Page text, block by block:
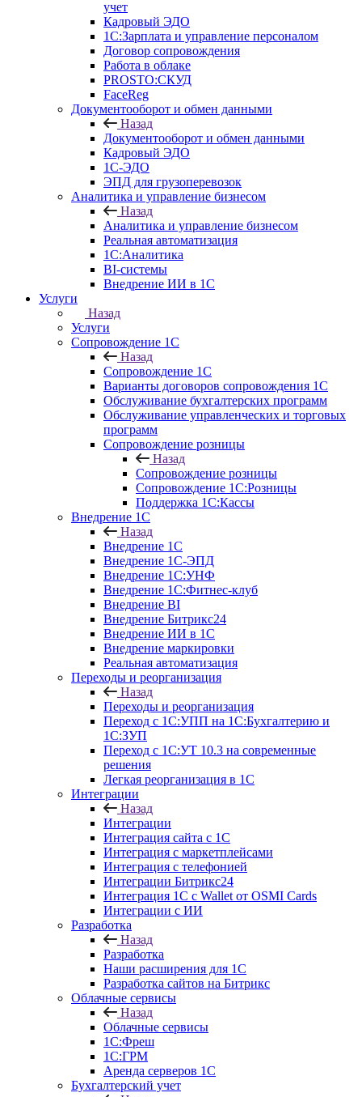
учет
Кадровый ЭДО
1С:Зарплата и управление персоналом
Договор сопровождения
Работа в облаке
PROSTO:СКУД
FaceReg
Документооборот и обмен данными
Назад
Документооборот и обмен данными
Кадровый ЭДО
1С-ЭДО
ЭПД для грузоперевозок
Аналитика и управление бизнесом
Назад
Аналитика и управление бизнесом
Реальная автоматизация
1С:Аналитика
BI-системы
Внедрение ИИ в 1С
Услуги
Назад
Услуги
Сопровождение 1С
Назад
Сопровождение 1С
Варианты договоров сопровождения 1С
Обслуживание бухгалтерских программ
Обслуживание управленческих и торговых
программ
Сопровождение розницы
Назад
Сопровождение розницы
Сопровождение 1С:Розницы
Поддержка 1С:Кассы
Внедрение 1С
Назад
Внедрение 1С
Внедрение 1С-ЭПД
Внедрение 1С:УНФ
Внедрение 1С:Фитнес-клуб
Внедрение BI
Внедрение Битрикс24
Внедрение ИИ в 1С
Внедрение маркировки
Реальная автоматизация
Переходы и реорганизация
Назад
Переходы и реорганизация
Переход с 1С:УПП на 1С:Бухгалтерию и
1С:ЗУП
Переход с 1С:УТ 10.3 на современные
решения
Легкая реорганизация в 1С
Интеграции
Назад
Интеграции
Интеграция сайта с 1С
Интеграция с маркетплейсами
Интеграция с телефонией
Интеграции Битрикс24
Интеграция 1С с Wallet от OSMI Cards
Интеграции с ИИ
Разработка
Назад
Разработка
Наши расширения для 1С
Разработка сайтов на Битрикс
Облачные сервисы
Назад
Облачные сервисы
1С:Фреш
1С:ГРМ
Аренда серверов 1С
Бухгалтерский учет